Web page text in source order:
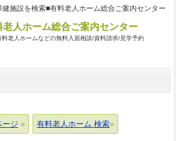
施設を検索■有料老人ホーム総合ご案内センター
老人ホーム総合ご案内センター
料老人ホームなどの無料入居相談/資料請求/見学予約
ージ
有料老人ホーム 検索